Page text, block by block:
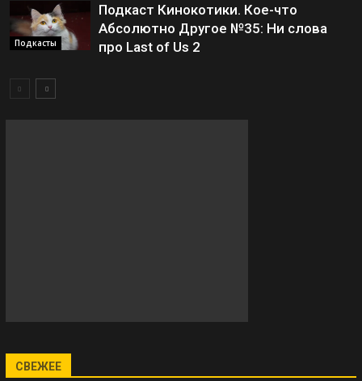
Подкасты
Подкаст Кинокотики. Кое-что
Абсолютно Другое №35: Ни слова
про Last of Us 2
СВЕЖЕЕ